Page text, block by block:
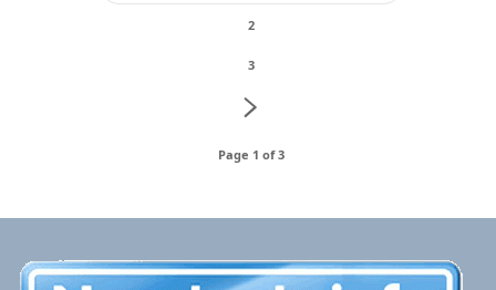
2
3
Page 1 of 3